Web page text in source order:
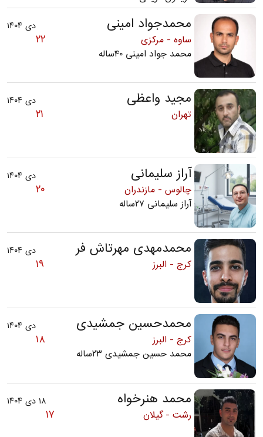
دی ۱۴۰۴ محمدجواد امینی
۲۲
ساوه - مرکزی
محمد جواد امینی ۴۰ساله
دی ۱۴۰۴ مجید واعظی
۲۱ تهران
دی ۱۴۰۴ آراز سلیمانی
۲۰
چالوس - مازندران
آراز سلیمانی ۲۷ساله
دی ۱۴۰۴ محمدمهدی مهرتاش فر
۱۹ کرج - البرز
دی ۱۴۰۴ محمدحسین جمشیدی
۱۸
کرج - البرز
محمد حسین جمشیدی ۲۳ساله
۱۸ دی ۱۴۰۴ محمد هنرخواه
۱۷ رشت - گیلان